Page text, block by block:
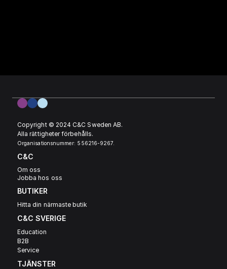
Copyright © 2024 C&C Sweden AB.
Alla rättigheter förbehålls.
Organisationsnummer: 556216-9267.
C&C
Om oss
Jobba hos oss
BUTIKER
Hitta din närmaste butik
C&C SVERIGE
Education
B2B
Service
TJÄNSTER